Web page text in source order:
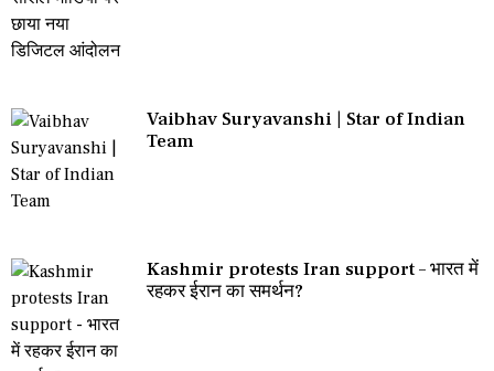
Vaibhav Suryavanshi | Star of Indian
Team
Kashmir protests Iran support – भारत में
रहकर ईरान का समर्थन?